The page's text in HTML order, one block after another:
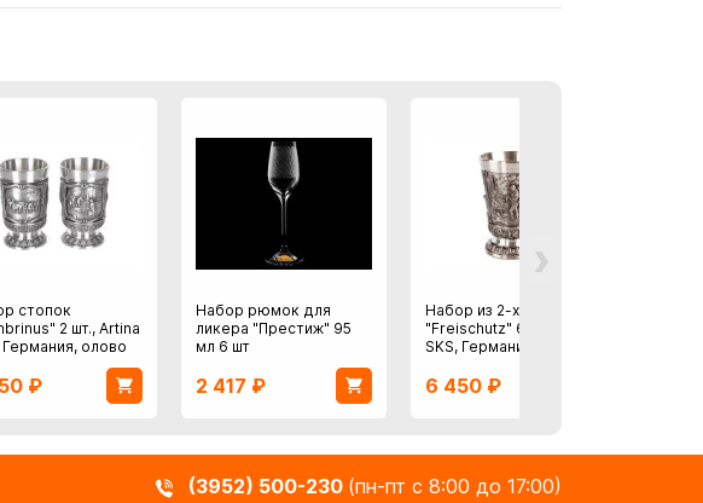
›
стопок
2 шт., Artina
Германия, олово
₽
Набор рюмок для
ликера "Престиж" 95
мл 6 шт
2 417 ₽
Набор из 2-х стопок
"Freischutz" 6 см., Artina
SKS, Германия, олово
6 450 ₽
(3952) 500-230 (пн-пт с 8:00 до 17:00)